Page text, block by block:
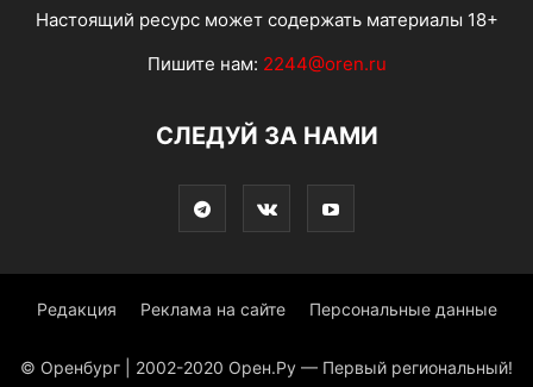
Настоящий ресурс может содержать материалы 18+
Пишите нам: 2244@oren.ru
СЛЕДУЙ ЗА НАМИ
Редакция Реклама на сайте Персональные данные
© Оренбург | 2002-2020 Орен.Ру — Первый региональный!